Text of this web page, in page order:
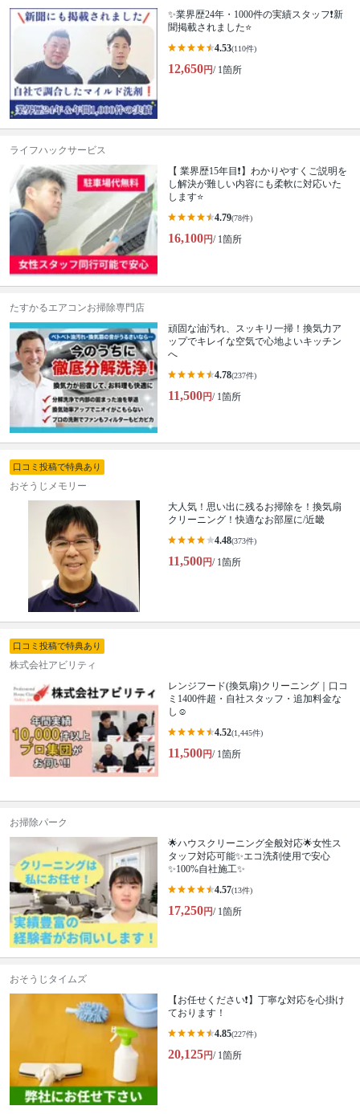
✨業界歴24年・1000件の実績スタッフ❗️新
聞掲載されました⭐️
4.53(110件)
12,650円/ 1箇所
ライフハックサービス
【 業界歴15年目❗️】わかりやすくご説明を
し解決が難しい内容にも柔軟に対応いた
します⭐️
4.79(78件)
16,100円/ 1箇所
たすかるエアコンお掃除専門店
頑固な油汚れ、スッキリ一掃！換気力ア
ップでキレイな空気で心地よいキッチン
へ
4.78(237件)
11,500円/ 1箇所
口コミ投稿で特典あり
おそうじメモリー
大人気！思い出に残るお掃除を！換気扇
クリーニング！快適なお部屋に/近畿
4.48(373件)
11,500円/ 1箇所
口コミ投稿で特典あり
株式会社アビリティ
レンジフード(換気扇)クリーニング｜口コ
ミ1400件超・自社スタッフ・追加料金な
し☺️
4.52(1,445件)
11,500円/ 1箇所
お掃除パーク
🌟ハウスクリーニング全般対応🌟女性ス
タッフ対応可能✨エコ洗剤使用で安心
✨100%自社施工✨
4.57(13件)
17,250円/ 1箇所
おそうじタイムズ
【お任せください❗️】丁寧な対応を心掛け
ております！
4.85(227件)
20,125円/ 1箇所